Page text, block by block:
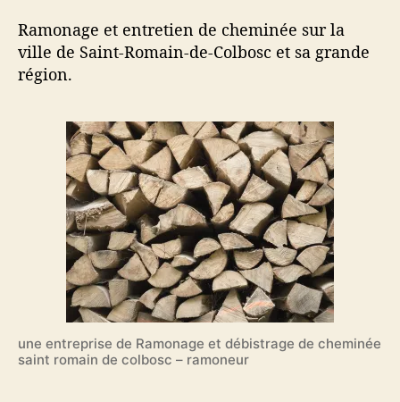
t
i
e
c
l
Ramonage et entretien de cheminée sur la
ville de Saint-Romain-de-Colbosc et sa grande
région.
une entreprise de Ramonage et débistrage de cheminée
saint romain de colbosc – ramoneur